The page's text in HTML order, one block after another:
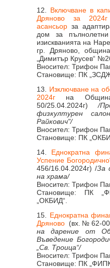
12. Включване в
Дряново за
асансьорза
дом за
изискванията на
гр. Дряново,
„Димитър Крусев“
Вносител: Трифон
Становище: ПК
13. Изключване на
2024гна
50/25.04.2024г) /
физкултурен
Райкович"/
Вносител: Трифон
Становище: ПК
14. Еднократна
Успение
456/16.04.2024г) /За
на храма/
Вносител: Трифон
Становище: ПК
„ОКБИД“.
15. Еднократна
Дряново(вх.№62-00-
на дарение от
Въведение
„Св. Троица“/
Вносител: Трифон
Становище: ПК